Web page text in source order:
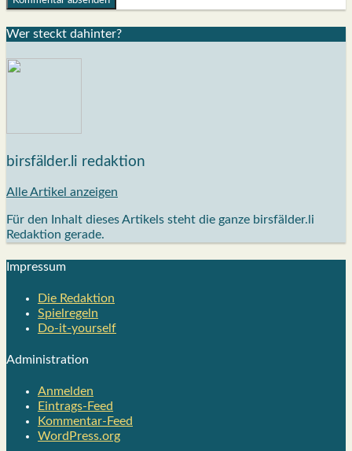
Wer steckt dahin­ter?
birsfälder.li redaktion
Alle Artikel anzeigen
Für den Inhalt dieses Artikels steht die ganze birsfälder.li
Redaktion gerade.
Impres­sum
Die Redak­ti­on
Spiel­re­geln
Do-it-your­s­elf
Admi­nis­tra­ti­on
Anmelden
Eintrags-Feed
Kommentar-Feed
WordPress.org